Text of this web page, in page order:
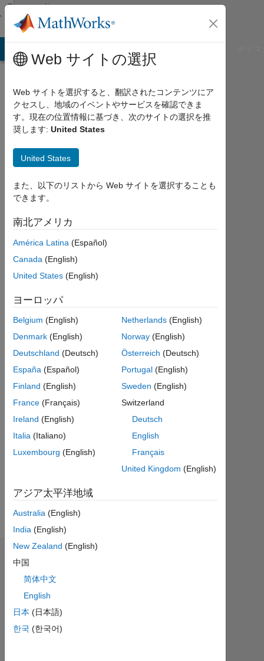
コンテンツへスキップ
Community
Profile
Todd
Karin
University
Washington
ア
ク
Followers:
Following:
Follow
ッ
セ
Interests:
Physics
ダッシュボード
統
計
File Exchange
Web サイトの選択
Web サイトを選択すると、翻訳されたコンテンツにア
クセスし、地域のイベントやサービスを確認できま
す。現在の位置情報に基づき、次のサイトの選択を推
奨します: United States
United States
また、以下のリストから Web サイトを選択することも
できます。
南北アメリカ
América Latina (Español)
Canada (English)
United States (English)
ヨーロッパ
Belgium (English)
Denmark (English)
Deutschland (Deutsch)
España (Español)
Finland (English)
France (Français)
Ireland (English)
Italia (Italiano)
Luxembourg (English)
Netherlands (English)
Norway (English)
Österreich (Deutsch)
Portugal (English)
Sweden (English)
Switzerland
Deutsch
English
Français
United Kingdom (English)
アジア太平洋地域
Australia (English)
India (English)
New Zealand (English)
中国
简体中文
English
日本 (日本語)
한국 (한국어)